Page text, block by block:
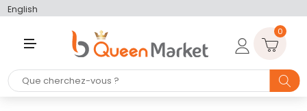
English
U
0